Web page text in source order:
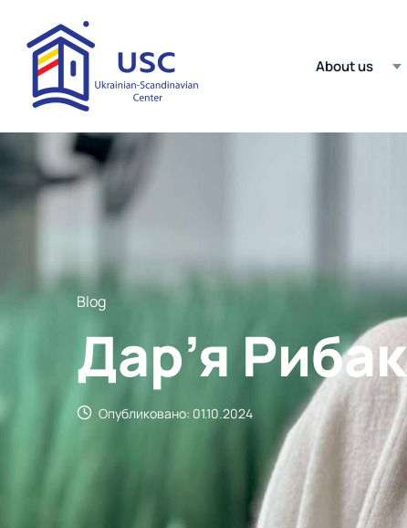
About us
Blog
Дар’я Рибак
Опубликовано: 01.10.2024